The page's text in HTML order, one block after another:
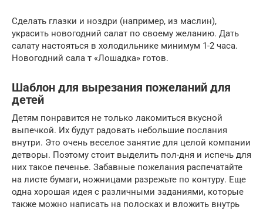
Сделать глазки и ноздри (например, из маслин),
украсить новогодний салат по своему желанию. Дать
салату настояться в холодильнике минимум 1-2 часа.
Новогодний сала т «Лошадка» готов.
Шаблон для вырезания пожеланий для
детей
Детям понравится не только лакомиться вкусной
выпечкой. Их будут радовать небольшие послания
внутри. Это очень веселое занятие для целой компании
детворы. Поэтому стоит выделить пол-дня и испечь для
них такое печенье. Забавные пожелания распечатайте
на листе бумаги, ножницами разрежьте по контуру. Еще
одна хорошая идея с различными заданиями, которые
также можно написать на полосках и вложить внутрь